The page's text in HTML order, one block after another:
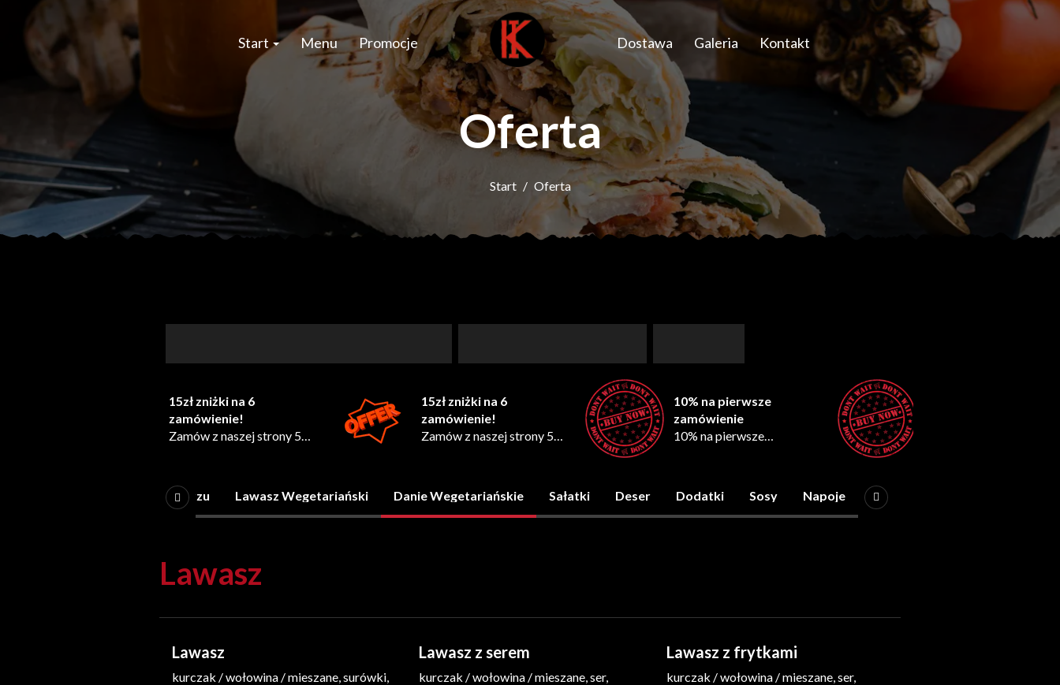
Start Menu Promocje Dostawa Galeria Kontakt
Oferta
Start Oferta
15zł zniżki na 6
zamówienie!
Zamów z naszej strony 5
*Promocja wymaga zgody
marketingowej
15zł zniżki na 6
zamówienie!
Zamów z naszej strony 5
*Promocja wymaga zgody
marketingowej
10% na pierwsze
zamówienie
10% na pierwsze
Oferta
Dania na talerzu Lawasz Wegetariański Danie Wegetariańskie Sałatki Deser Dodatki Sosy Napoje
Lawasz
Lawasz
kurczak / wołowina / mieszane, surówki,
Lawasz z serem
kurczak / wołowina / mieszane, ser,
Lawasz z frytkami
kurczak / wołowina / mieszane, ser,